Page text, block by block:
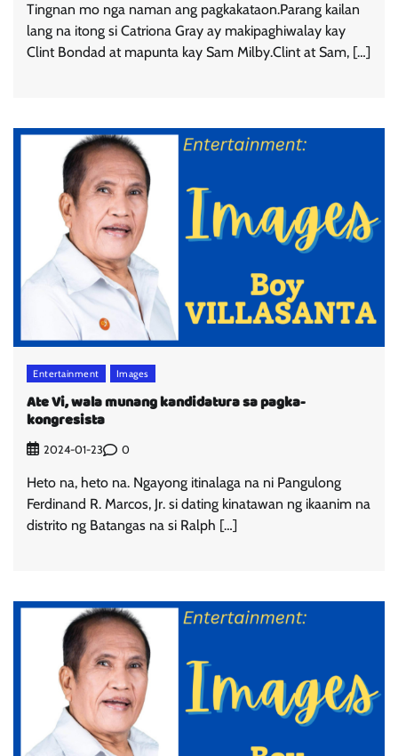
Tingnan mo nga naman ang pagkakataon.Parang kailan
lang na itong si Catriona Gray ay makipaghiwalay kay
Clint Bondad at mapunta kay Sam Milby.Clint at Sam, […]
Entertainment Images
Ate Vi, wala munang kandidatura sa pagka-
kongresista
2024-01-23 0
Heto na, heto na. Ngayong itinalaga na ni Pangulong
Ferdinand R. Marcos, Jr. si dating kinatawan ng ikaanim na
distrito ng Batangas na si Ralph […]